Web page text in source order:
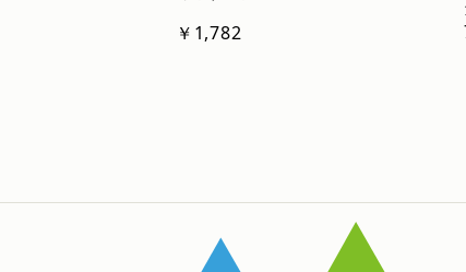
￥1,782